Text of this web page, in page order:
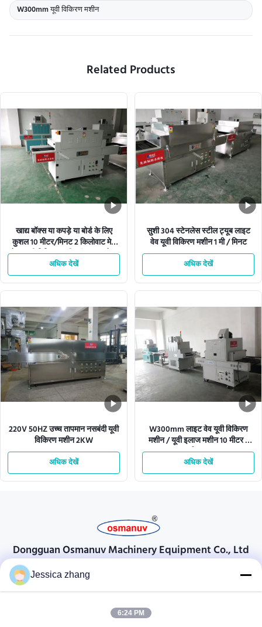
W300mm यूवी विकिरण मशीन
Related Products
खाद्य बॉक्स या कपड़े या बोर्ड के लिए
कुशल 10 मीटर/मिनट 2 किलोवाट मेष
बेल्ट यूवी विकिरण मशीन कंप्यूटर सफेद
अधिक देखें
सुशी 304 स्टेनलेस स्टील ट्यूब लाइट
वेव यूवी विकिरण मशीन 1 मी / मिनट
अधिक देखें
220V 50HZ उच्च तापमान नसबंदी यूवी
विकिरण मशीन 2KW
अधिक देखें
W300mm लाइट वेव यूवी विकिरण
मशीन / यूवी इलाज मशीन 10 मीटर /
मिनट
अधिक देखें
Dongguan Osmanuv Machinery Equipment Co., Ltd
Dongguan Osmanuv मशीनरी उपकरण कं, लिमिटेड
28 दूसरा औद्योगिक, लियू चोंग वी, वानजियांग, डोंगगुआन, ग्वांगडोंग, चीन
Jessica zhang
6:24 PM